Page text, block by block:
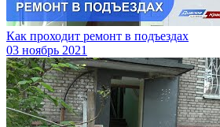
Как проходит ремонт в подъездах
03 ноябрь 2021